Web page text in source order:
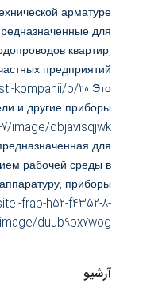
арматуре
для
квартир,
предприятий
kompanii/p/20 Это
и другие приборы
image/dbjavisqjwk
для
рабочей среды в
приборы
frap-h52-f4352-8-
duub9bx7wog
آرشیو